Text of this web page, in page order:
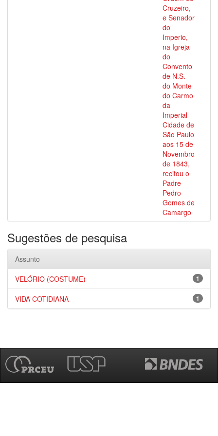
Cruzeiro,
e Senador
do
Imperio,
na Igreja
do
Convento
de N.S.
do Monte
do Carmo
da
Imperial
Cidade de
São Paulo
aos 15 de
Novembro
de 1843,
recitou o
Padre
Pedro
Gomes de
Camargo
Sugestões de pesquisa
Assunto
1
VELÓRIO (COSTUME)
1
VIDA COTIDIANA